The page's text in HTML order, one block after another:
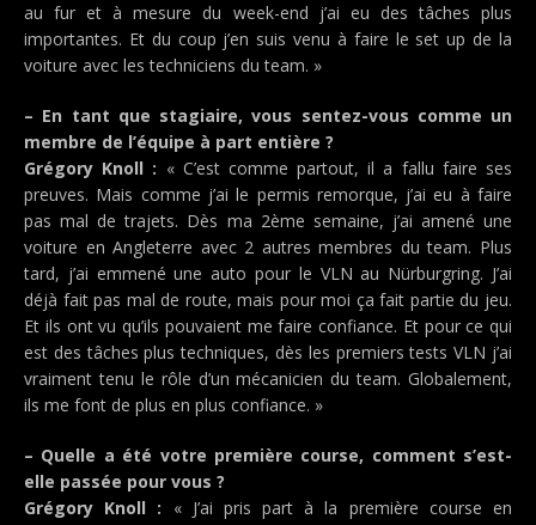
au fur et à mesure du week-end j’ai eu des tâches plus
importantes. Et du coup j’en suis venu à faire le set up de la
voiture avec les techniciens du team. »
– En tant que stagiaire, vous sentez-vous comme un
membre de l’équipe à part entière ?
Grégory Knoll : « C’est comme partout, il a fallu faire ses
preuves. Mais comme j’ai le permis remorque, j’ai eu à faire
pas mal de trajets. Dès ma 2ème semaine, j’ai amené une
voiture en Angleterre avec 2 autres membres du team. Plus
tard, j’ai emmené une auto pour le VLN au Nürburgring. J’ai
déjà fait pas mal de route, mais pour moi ça fait partie du jeu.
Et ils ont vu qu’ils pouvaient me faire confiance. Et pour ce qui
est des tâches plus techniques, dès les premiers tests VLN j’ai
vraiment tenu le rôle d’un mécanicien du team. Globalement,
ils me font de plus en plus confiance. »
– Quelle a été votre première course, comment s’est-
elle passée pour vous ?
Grégory Knoll : « J’ai pris part à la première course en